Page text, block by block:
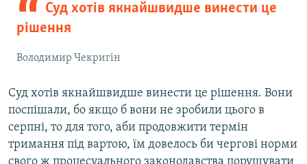
Суд хотів якнайшвидше винести це
рішення
Володимир Чекригін
Суд хотів якнайшвидше винести це рішення. Вони
поспішали, бо якщо б вони не зробили цього в
серпні, то для того, аби продовжити термін
тримання під вартою, їм довелось би чергові норми